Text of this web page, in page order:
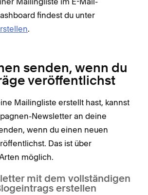
findest du unter
.
senden, wenn du
veröffentlichst
Mailingliste erstellt hast, kannst
Newsletter an deine
wenn du einen neuen
Das ist über
möglich.
mit dem vollständigen
erstellen